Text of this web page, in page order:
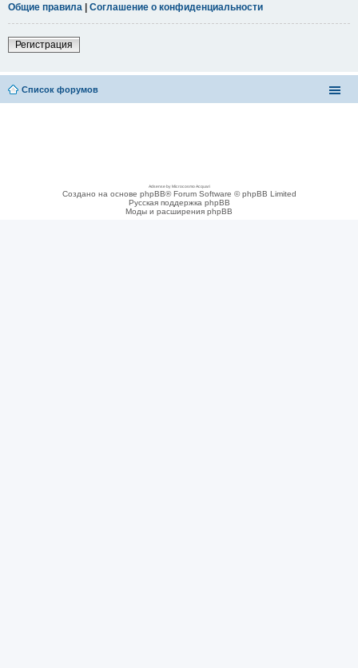
Общие правила | Соглашение о конфиденциальности
Регистрация
Список форумов
Adsense by Microcosmo Acquari
Создано на основе phpBB® Forum Software © phpBB Limited
Русская поддержка phpBB
Моды и расширения phpBB